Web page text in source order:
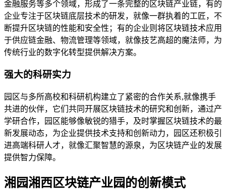
金融服务等多个领域，形成了一条完整的区块链产业链，有的
企业专注于区块链底层技术的研发，就像一群执着的工匠，不
断提升区块链的性能和安全性；有的企业则将区块链技术应用
于供应链金融、物流管理等领域，就像技艺高超的魔法师，为
传统行业的数字化转型提供解决方案。
强大的科研实力
园区与多所高校和科研机构建立了紧密的合作关系,就像携手
共进的伙伴，它们共同开展区块链技术的研究和创新，通过产
学研合作，园区能够像敏锐的猎手，及时掌握区块链技术的最
新发展动态，为企业提供技术支持和创新动力，园区还积极引
进高端科研人才，就像汇聚智慧的源泉，为区块链产业的发展
提供智力保障。
湘园湘西区块链产业园的创新模式